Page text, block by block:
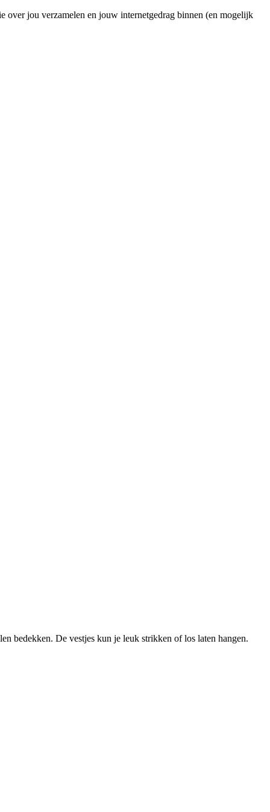
over jou verzamelen en jouw internetgedrag binnen (en mogelijk
bedekken. De vestjes kun je leuk strikken of los laten hangen.